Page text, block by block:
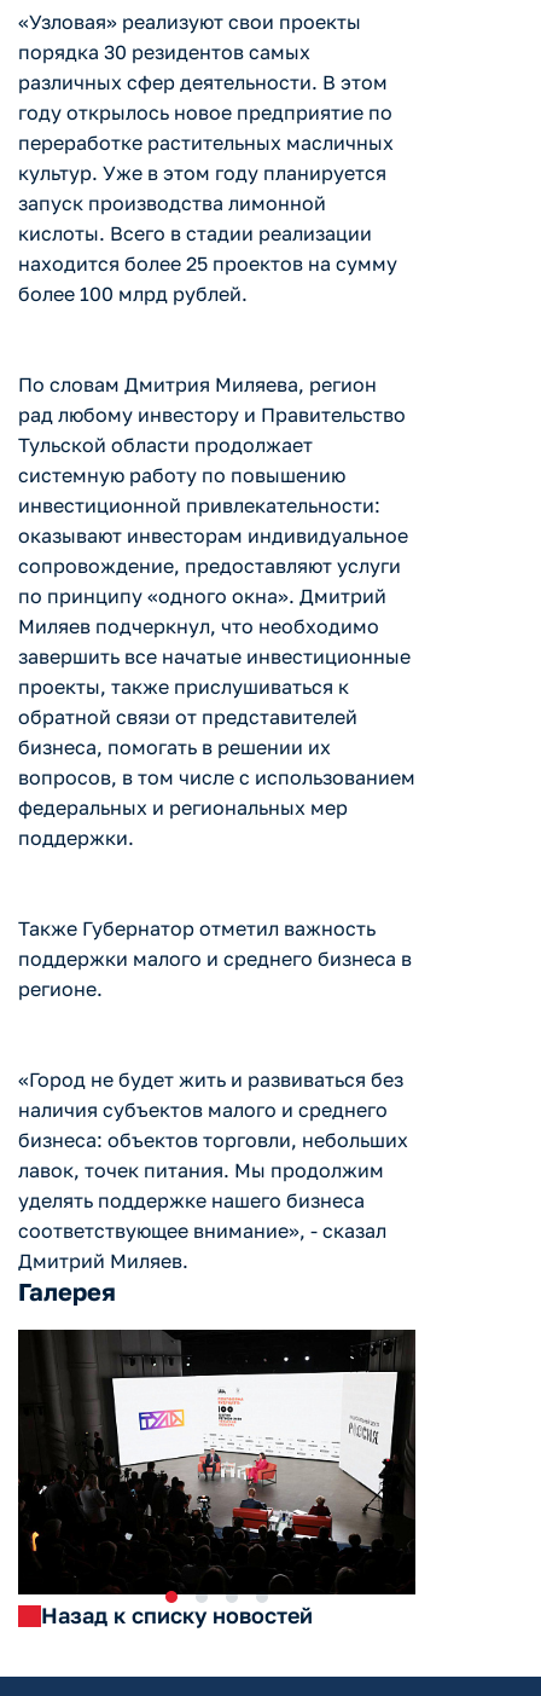
«Узловая» реализуют свои проекты
порядка 30 резидентов самых
различных сфер деятельности. В этом
году открылось новое предприятие по
переработке растительных масличных
культур. Уже в этом году планируется
запуск производства лимонной
кислоты. Всего в стадии реализации
находится более 25 проектов на сумму
более 100 млрд рублей.
По словам Дмитрия Миляева, регион
рад любому инвестору и Правительство
Тульской области продолжает
системную работу по повышению
инвестиционной привлекательности:
оказывают инвесторам индивидуальное
сопровождение, предоставляют услуги
по принципу «одного окна». Дмитрий
Миляев подчеркнул, что необходимо
завершить все начатые инвестиционные
проекты, также прислушиваться к
обратной связи от представителей
бизнеса, помогать в решении их
вопросов, в том числе с использованием
федеральных и региональных мер
поддержки.
Также Губернатор отметил важность
поддержки малого и среднего бизнеса в
регионе.
«Город не будет жить и развиваться без
наличия субъектов малого и среднего
бизнеса: объектов торговли, небольших
лавок, точек питания. Мы продолжим
уделять поддержке нашего бизнеса
соответствующее внимание», - сказал
Дмитрий Миляев.
Галерея
Назад к списку новостей